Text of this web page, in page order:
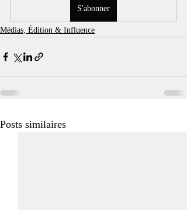
S'abonner
Médias, Édition & Influence
Posts similaires